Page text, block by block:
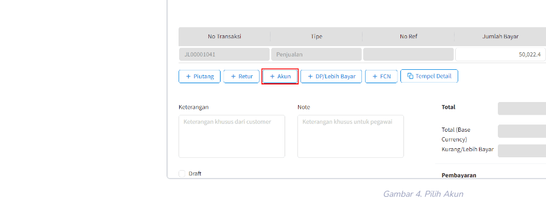
Gambar 4. Pilih Akun